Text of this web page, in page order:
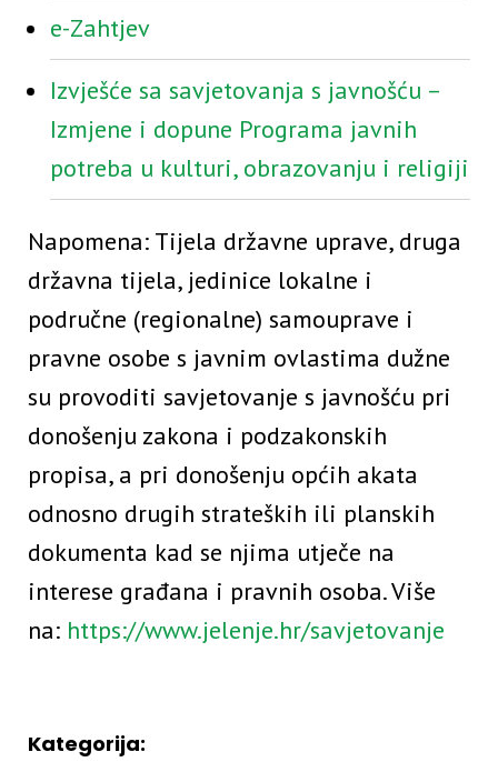
e-Zahtjev
Izvješće sa savjetovanja s javnošću –
Izmjene i dopune Programa javnih
potreba u kulturi, obrazovanju i religiji
Napomena: Tijela državne uprave, druga
državna tijela, jedinice lokalne i
područne (regionalne) samouprave i
pravne osobe s javnim ovlastima dužne
su provoditi savjetovanje s javnošću pri
donošenju zakona i podzakonskih
propisa, a pri donošenju općih akata
odnosno drugih strateških ili planskih
dokumenta kad se njima utječe na
interese građana i pravnih osoba. Više
na: https://www.jelenje.hr/savjetovanje
Kategorija: